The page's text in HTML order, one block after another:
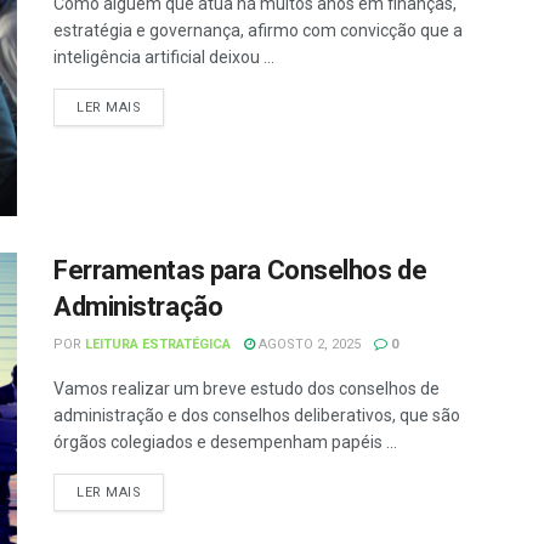
estratégia e governança, afirmo com convicção que a
inteligência artificial deixou ...
LER MAIS
Ferramentas para Conselhos de
Administração
POR LEITURA ESTRATÉGICA AGOSTO 2, 2025 0
Vamos realizar um breve estudo dos conselhos de
administração e dos conselhos deliberativos, que são
órgãos colegiados e desempenham papéis ...
LER MAIS